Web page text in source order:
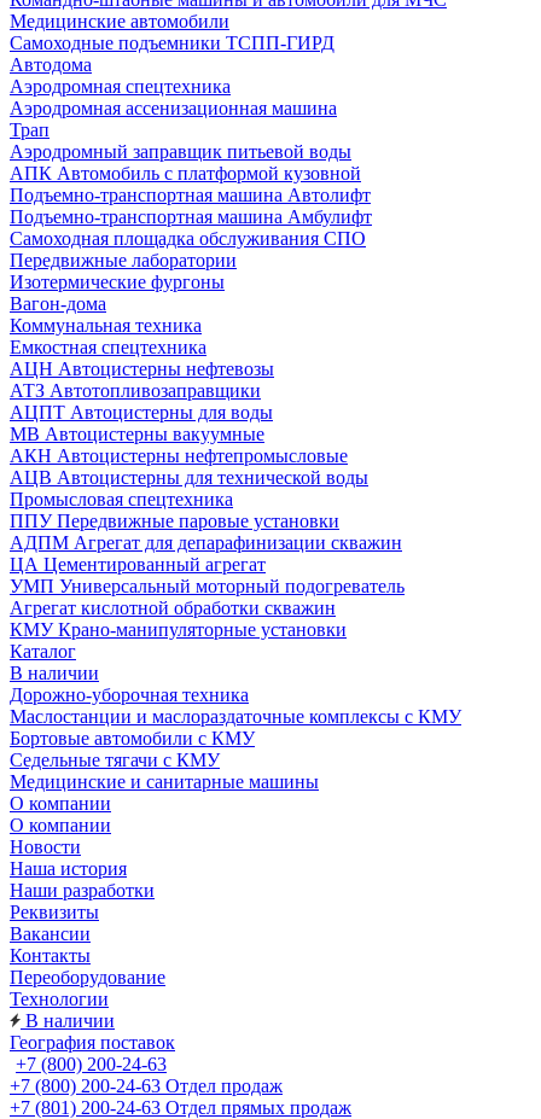
Медицинские автомобили
Самоходные подъемники ТСПП-ГИРД
Автодома
Аэродромная спецтехника
Аэродромная ассенизационная машина
Трап
Аэродромный заправщик питьевой воды
АПК Автомобиль с платформой кузовной
Подъемно-транспортная машина Автолифт
Подъемно-транспортная машина Амбулифт
Самоходная площадка обслуживания СПО
Передвижные лаборатории
Изотермические фургоны
Вагон-дома
Коммунальная техника
Емкостная спецтехника
АЦН Автоцистерны нефтевозы
АТЗ Автотопливозаправщики
АЦПТ Автоцистерны для воды
МВ Автоцистерны вакуумные
АКН Автоцистерны нефтепромысловые
АЦВ Автоцистерны для технической воды
Промысловая спецтехника
ППУ Передвижные паровые установки
АДПМ Агрегат для депарафинизации скважин
ЦА Цементированный агрегат
УМП Универсальный моторный подогреватель
Агрегат кислотной обработки скважин
КМУ Крано-манипуляторные установки
Каталог
В наличии
Дорожно-уборочная техника
Маслостанции и маслораздаточные комплексы с КМУ
Бортовые автомобили с КМУ
Седельные тягачи с КМУ
Медицинские и санитарные машины
О компании
О компании
Новости
Наша история
Наши разработки
Реквизиты
Вакансии
Контакты
Переоборудование
Технологии
В наличии
География поставок
+7 (800) 200-24-63
+7 (800) 200-24-63 Отдел продаж
+7 (801) 200-24-63 Отдел прямых продаж